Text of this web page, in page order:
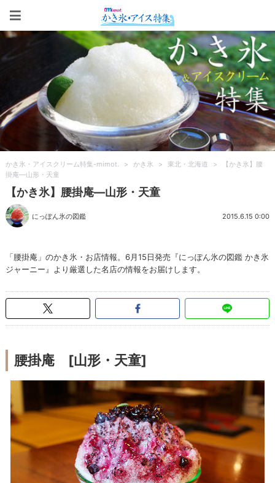
かき氷・アイスクリーム特集-mimot. > かき氷 > 東北・北海道 >
【かき氷】腰
掛庵—山形・天童
【かき氷】腰掛庵—山形・天童
にっぽん氷の図鑑 2015.6.15 0:00
「腰掛庵」のかき氷・お店情報。6月15日発売『にっぽん氷の図鑑 かき氷
ジャーニー』より厳選した名店の情報をお届けします。
腰掛庵 [山形・天童]